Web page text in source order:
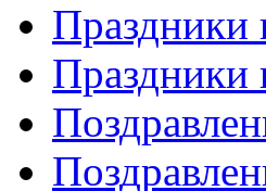
Праздники
Праздники